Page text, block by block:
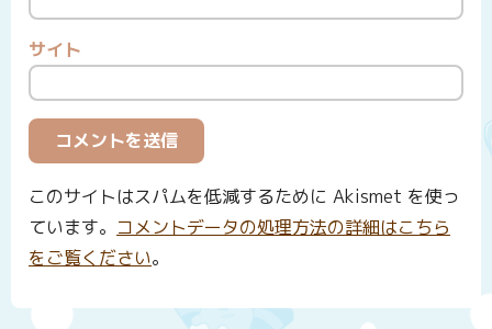
サイト
このサイトはスパムを低減するために Akismet を使っ
ています。 コメントデータの処理方法の詳細はこちら
をご覧ください。